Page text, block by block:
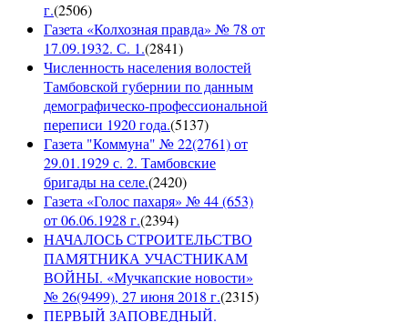
г.(2506)
Газета «Колхозная правда» № 78 от
17.09.1932. С. 1.(2841)
Численность населения волостей
Тамбовской губернии по данным
демографическо-профессиональной
переписи 1920 года.(5137)
Газета "Коммуна" № 22(2761) от
29.01.1929 с. 2. Тамбовские
бригады на селе.(2420)
Газета «Голос пахаря» № 44 (653)
от 06.06.1928 г.(2394)
НАЧАЛОСЬ СТРОИТЕЛЬСТВО
ПАМЯТНИКА УЧАСТНИКАМ
ВОЙНЫ. «Мучкапские новости»
№ 26(9499), 27 июня 2018 г.(2315)
ПЕРВЫЙ ЗАПОВЕДНЫЙ.